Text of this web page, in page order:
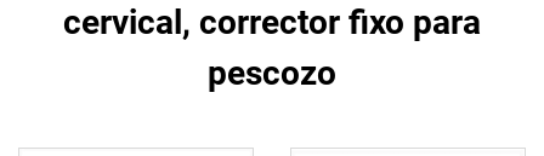
cervical, corrector fixo para
pescozo